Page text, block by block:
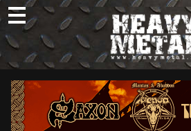
Skip
to
content
Nyheter
Omtaler
Intervjuer